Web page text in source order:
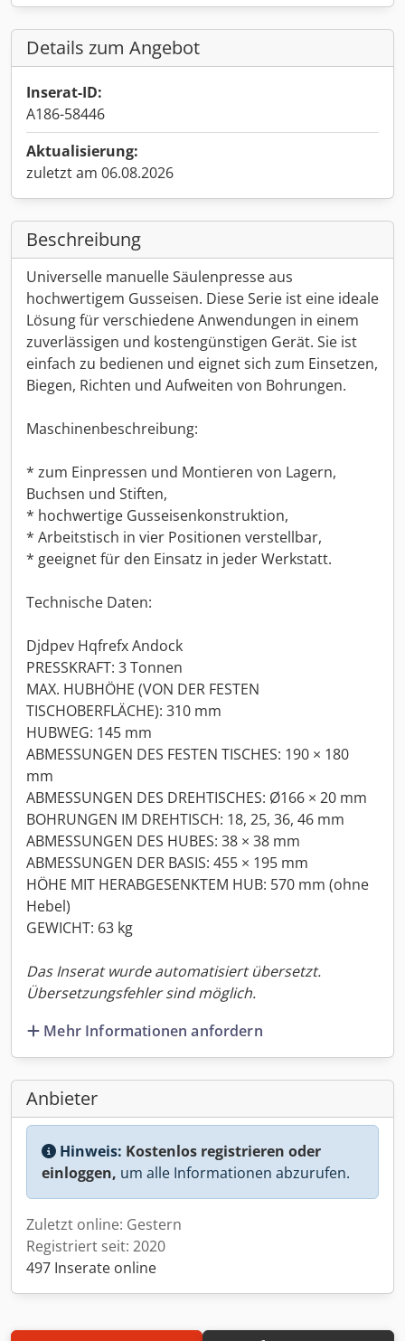
Details zum Angebot
Inserat-ID:
A186-58446
Aktualisierung:
zuletzt am 06.08.2026
Beschreibung
Universelle manuelle Säulenpresse aus
hochwertigem Gusseisen. Diese Serie ist eine ideale
Lösung für verschiedene Anwendungen in einem
zuverlässigen und kostengünstigen Gerät. Sie ist
einfach zu bedienen und eignet sich zum Einsetzen,
Biegen, Richten und Aufweiten von Bohrungen.
Maschinenbeschreibung:
* zum Einpressen und Montieren von Lagern,
Buchsen und Stiften,
* hochwertige Gusseisenkonstruktion,
* Arbeitstisch in vier Positionen verstellbar,
* geeignet für den Einsatz in jeder Werkstatt.
Technische Daten:
Djdpev Hqfrefx Andock
PRESSKRAFT: 3 Tonnen
MAX. HUBHÖHE (VON DER FESTEN
TISCHOBERFLÄCHE): 310 mm
HUBWEG: 145 mm
ABMESSUNGEN DES FESTEN TISCHES: 190 × 180
mm
ABMESSUNGEN DES DREHTISCHES: Ø166 × 20 mm
BOHRUNGEN IM DREHTISCH: 18, 25, 36, 46 mm
ABMESSUNGEN DES HUBES: 38 × 38 mm
ABMESSUNGEN DER BASIS: 455 × 195 mm
HÖHE MIT HERABGESENKTEM HUB: 570 mm (ohne
Hebel)
GEWICHT: 63 kg
Das Inserat wurde automatisiert übersetzt.
Übersetzungsfehler sind möglich.
Mehr Informationen anfordern
Anbieter
Hinweis: Kostenlos registrieren oder
einloggen, um alle Informationen abzurufen.
Zuletzt online: Gestern
Registriert seit: 2020
497 Inserate online